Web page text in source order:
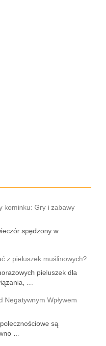
kominku: Gry i zabawy
spędzony w
z pieluszek muślinowych?
pieluszek dla
…
Negatywnym Wpływem
są
…